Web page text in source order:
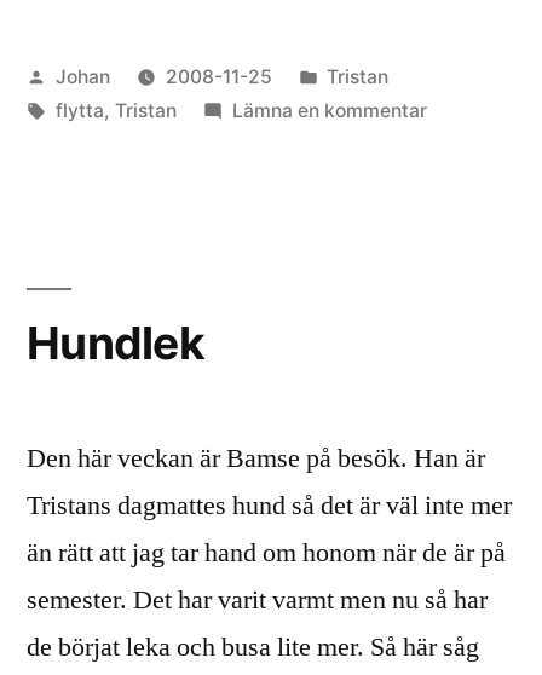
Publicerat
av
Johan 2008-11-25
Publicerat
i
Tristan
Etiketter:
flytta, Tristan Lämna en kommentartill
Hundlek
Den här veckan är Bamse på besök. Han är
Tristans dagmattes hund så det är väl inte mer
än rätt att jag tar hand om honom när de är på
semester. Det har varit varmt men nu så har
de börjat leka och busa lite mer. Så här såg